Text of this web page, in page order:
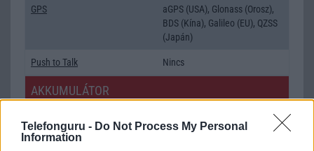
Telefonguru - Do Not Process My Personal
Information
GPS
aGPS (USA), Glonass (Orosz),
BDS (Kína), Galileo (EU), QZSS
(Japán)
Push to Talk Nincs
AKKUMULÁTOR
Készenléti idő h /